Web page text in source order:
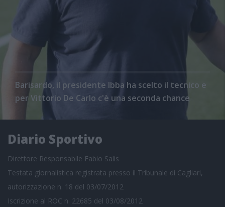
Barisardo, il presidente Ibba ha scelto il tecnico e
per Vittorio De Carlo c'è una seconda chance
Diario Sportivo
Direttore Responsabile Fabio Salis
Testata giornalistica registrata presso il Tribunale di Cagliari,
autorizzazione n. 18 del 03/07/2012
Iscrizione al ROC n. 22685 del 03/08/2012